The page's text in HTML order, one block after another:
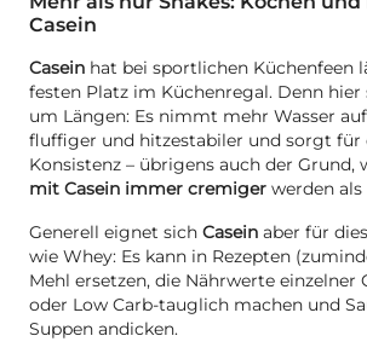
Casein
Casein hat bei sportlichen Küchenfeen
festen Platz im Küchenregal. Denn
um Längen: Es nimmt mehr Wasser
fluffiger und hitzestabiler und sorgt für
Konsistenz – übrigens auch der Grund,
mit Casein immer cremiger werden
Generell eignet sich Casein aber für
wie Whey: Es kann in Rezepten
Mehl ersetzen, die Nährwerte einzelner
oder Low Carb-tauglich machen und
Suppen andicken.